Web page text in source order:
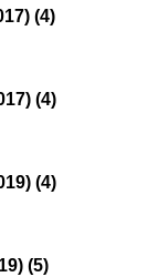
(4)
(4)
(4)
(5)